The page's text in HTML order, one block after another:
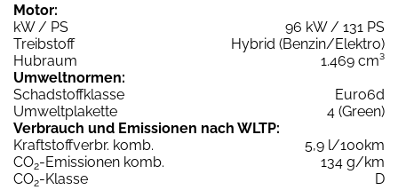
Motor:
kW / PS
96 kW / 131 PS
Treibstoff
Hybrid (Benzin/Elektro)
Hubraum
1.469 cm³
Umweltnormen:
Schadstoffklasse
Euro6d
Umweltplakette
4 (Green)
Verbrauch und Emissionen nach WLTP:
Kraftstoffverbr. komb.
5,9 l/100km
CO2-Emissionen komb.
134 g/km
CO2-Klasse
D